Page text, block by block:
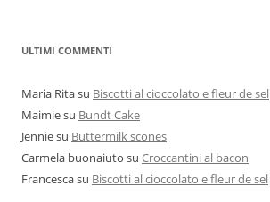
ULTIMI COMMENTI
Maria Ritasu Biscotti al cioccolato e fleur de sel
Maimiesu Bundt Cake
Jenniesu Buttermilk scones
Carmela buonaiuto su Croccantini al bacon
Francescasu Biscotti al cioccolato e fleur de sel